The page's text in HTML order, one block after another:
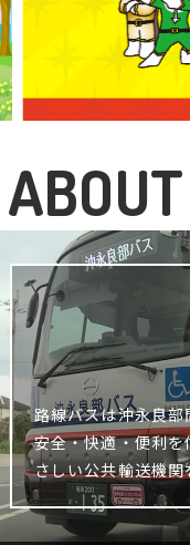
ABOUT
路線バスは沖永良
安全・快適・便利
さしい公共輸送機関